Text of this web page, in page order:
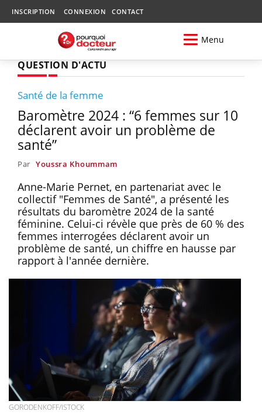
INSCRIPTION CONNEXION CONTACT
Menu
QUESTION D'ACTU
Santé de la femme
Baromètre 2024 : “6 femmes sur 10
déclarent avoir un problème de
santé”
Par Youssra Khoummam
Anne-Marie Pernet, en partenariat avec le
collectif "Femmes de Santé", a présenté les
résultats du baromètre 2024 de la santé
féminine. Celui-ci révèle que près de 60 % des
femmes interrogées déclarent avoir un
problème de santé, un chiffre en hausse par
rapport à l'année dernière.
GORODENKOFF/ISTOCK